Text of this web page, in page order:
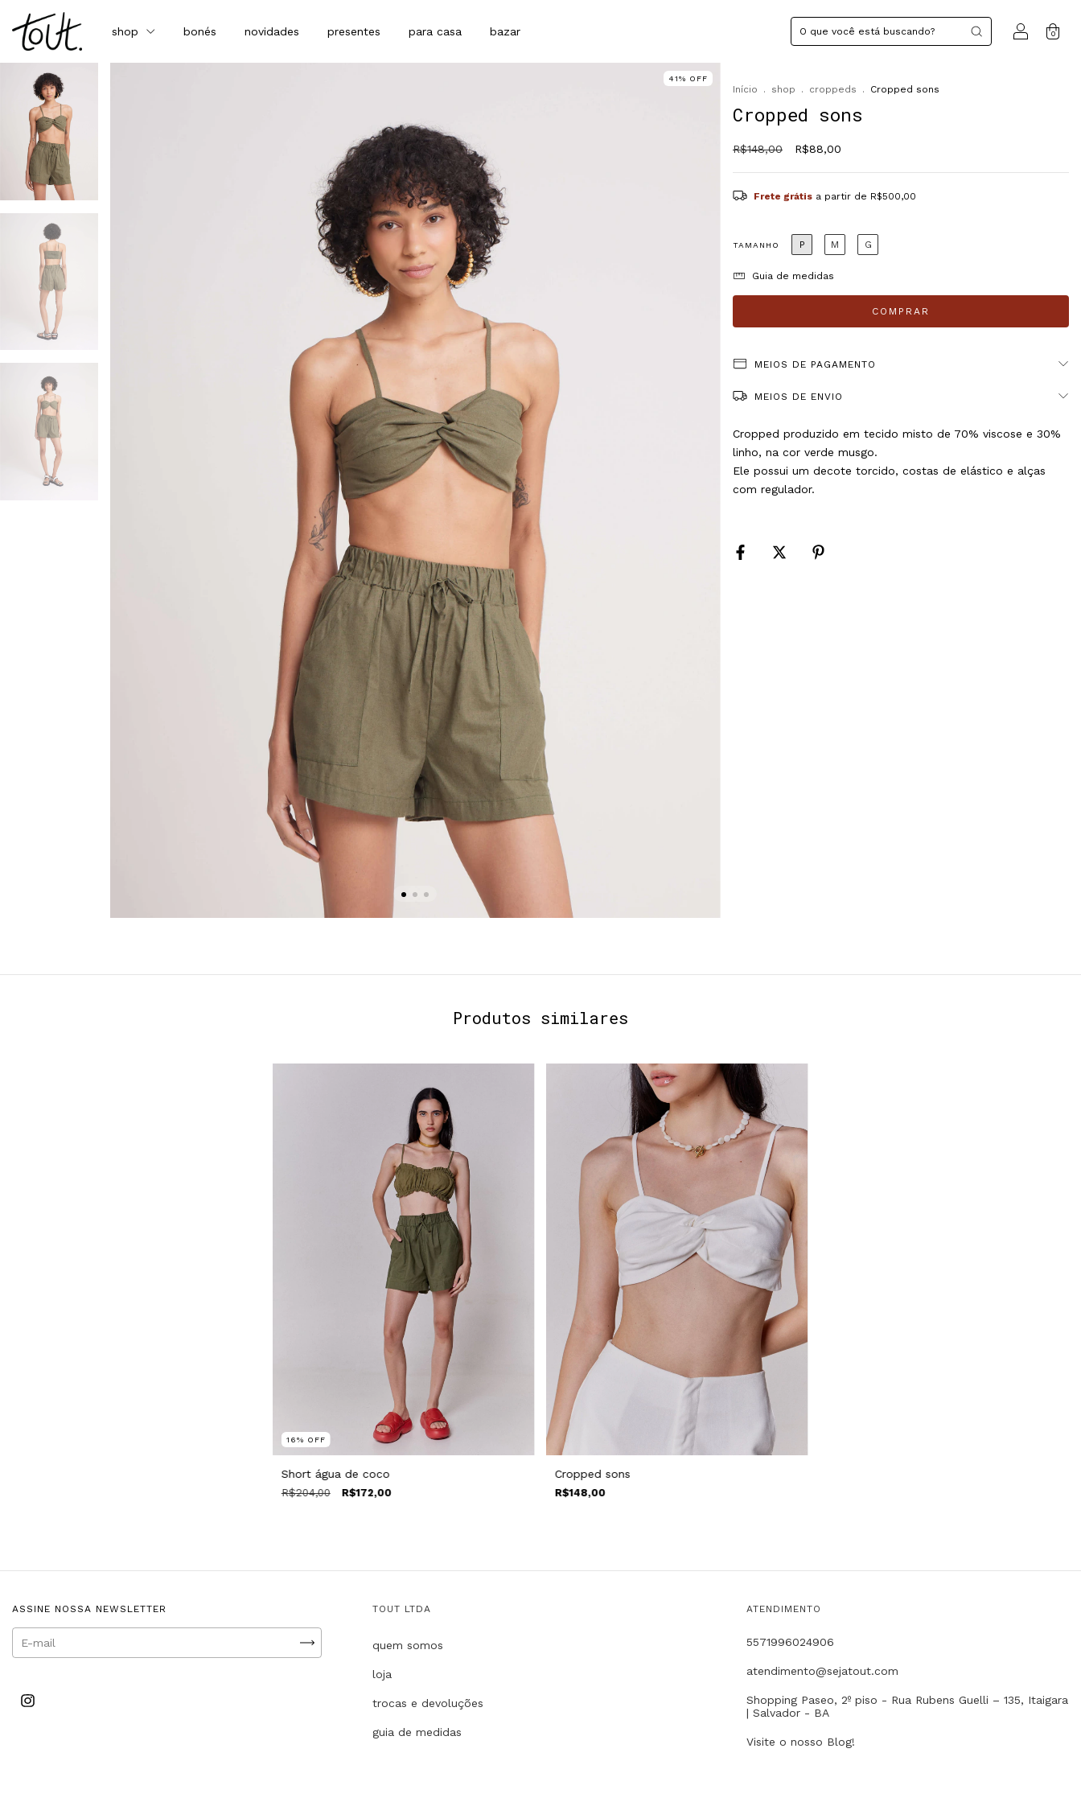
shop bonés novidades presentes para casa bazar 0
41% OFF
Início . shop . croppeds . Cropped sons
Cropped sons
R$148,00 R$88,00
Frete grátis a partir de R$500,00
TAMANHO P M G
Guia de medidas
MEIOS DE PAGAMENTO
MEIOS DE ENVIO
Cropped produzido em tecido misto de 70% viscose e 30%
linho, na cor verde musgo.
Ele possui um decote torcido, costas de elástico e alças
com regulador.
Produtos similares
16% OFF
Short água de coco
R$204,00 R$172,00
Cropped sons
R$148,00
ASSINE NOSSA NEWSLETTER TOUT LTDA
quem somos
loja
trocas e devoluções
guia de medidas
ATENDIMENTO
5571996024906
atendimento@sejatout.com
Shopping Paseo, 2º piso - Rua Rubens Guelli – 135, Itaigara
| Salvador - BA
Visite o nosso Blog!